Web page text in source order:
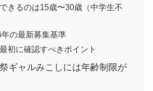
きるのは15歳〜30歳（中学生不
の最新募集基準
初に確認すべきポイント
ギャルみこしには年齢制限が